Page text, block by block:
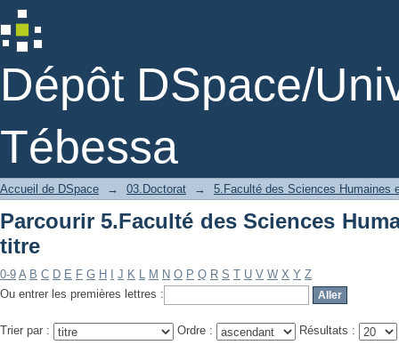
Dépôt DSpace/
Tébessa
Parcourir 5.Faculté des Sciences
Accueil de DSpace → 03.Doctorat → 5.Faculté des Sciences Humaines
Parcourir 5.Faculté des Sciences
titre
0-9 A B C D E F G H J K L M N O P Q R S T U V W X Y Z
Ou entrer les premières lettres :
Trier par : Ordre : Résultats :